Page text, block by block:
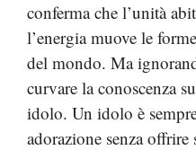
conferma che l’unità
l’energia muove le
del mondo. Ma
curvare la conoscenza
idolo. Un idolo è
adorazione senza